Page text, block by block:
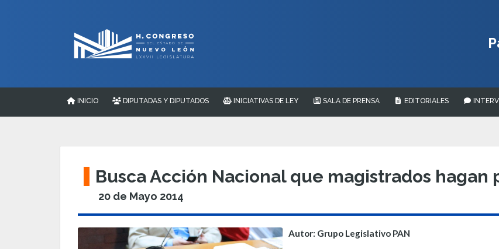
INICIO DIPUTADAS Y DIPUTADOS INICIATIVAS DE LEY SALA DE PRENSA EDITORIALES
Busca Acción Nacional que magistrados hagan
20 de Mayo 2014
Autor: Grupo Legislativo PAN